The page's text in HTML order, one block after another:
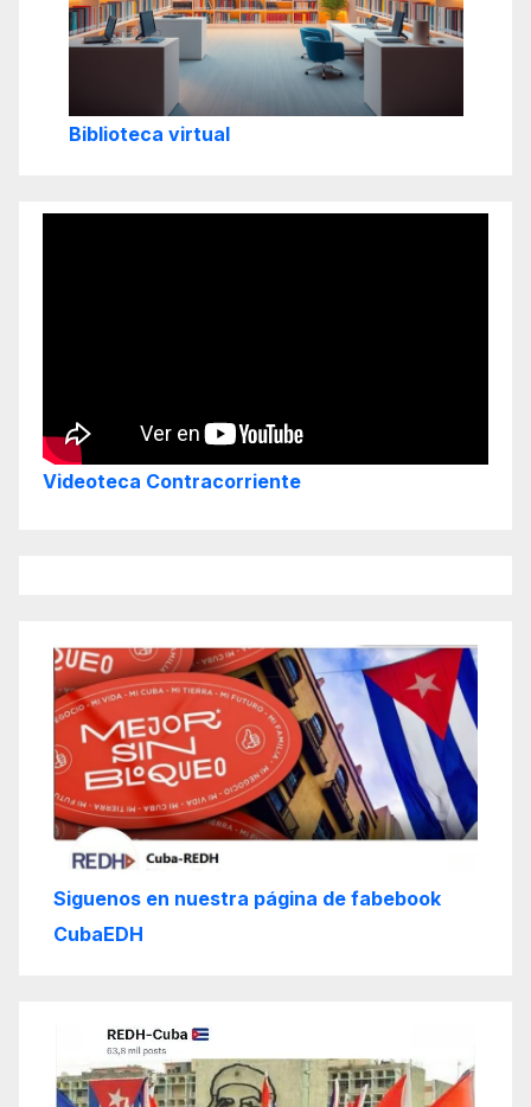
Biblioteca virtual
Videoteca Contracorriente
Siguenos en nuestra página de fabebook
CubaEDH